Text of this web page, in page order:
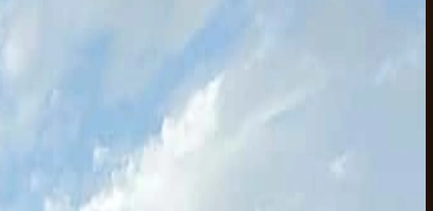
un spa où finir la journée. Voici comment on planifie une semaine